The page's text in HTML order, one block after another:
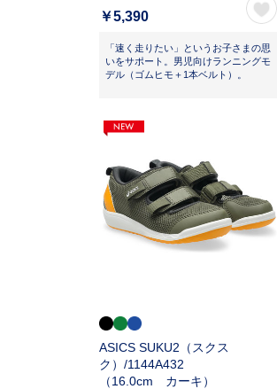
￥5,390
「速く走りたい」というお子さまの思
いをサポート。男児向けランニングモ
デル（ゴムヒモ＋1本ベルト）。
ASICS SUKU2（スクス
ク）/1144A432
（16.0cm カーキ）